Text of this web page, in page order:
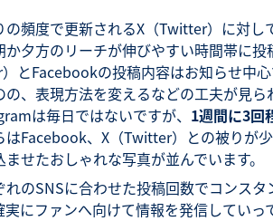
の頻度で更新されるX（Twitter）に対して
か夕方のリーチが伸びやすい時間帯に投
とFacebookの投稿内容はお知らせ中
の、表現方法を変えるなどの工夫が見ら
は毎日ではないですが、 1週間に3回
はFacebook、X（Twitter）との被りが
ませたおしゃれな写真が並んでいます。
れのSNSに合わせた投稿回数でコンス
実にファンへ向けて情報を発信していっ